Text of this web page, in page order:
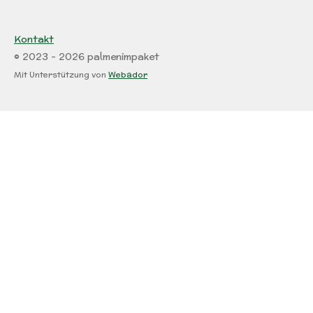
Kontakt
© 2023 - 2026 palmenimpaket
Mit Unterstützung von Webador